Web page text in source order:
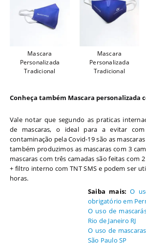
Mascara
Personalizada
Tradicional
Mascara
Personalizada
Tradicional
Conheça também Mascara personalizada
Vale notar que segundo as praticas
de mascaras, o ideal para a evitar
contaminação pela Covid-19 são as
também produzimos as mascaras com 3
mascaras com três camadas são feitas com
+ filtro interno com TNT SMS e podem ser
horas.
Saiba mais: O
obrigatório em
O uso de
Rio de Janeiro RJ
O uso de
São Paulo SP